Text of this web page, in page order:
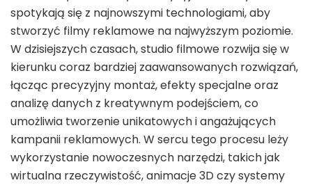
spotykają się z najnowszymi technologiami, aby
stworzyć filmy reklamowe na najwyższym poziomie.
W dzisiejszych czasach, studio filmowe rozwija się w
kierunku coraz bardziej zaawansowanych rozwiązań,
łącząc precyzyjny montaż, efekty specjalne oraz
analizę danych z kreatywnym podejściem, co
umożliwia tworzenie unikatowych i angażujących
kampanii reklamowych. W sercu tego procesu leży
wykorzystanie nowoczesnych narzędzi, takich jak
wirtualna rzeczywistość, animacje 3D czy systemy